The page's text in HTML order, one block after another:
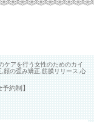
ケアを行う女性のためのカイ
顔の歪み矯正,筋膜リリース,心
予約制】